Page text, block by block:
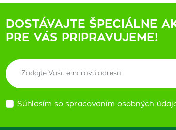
DOSTÁVAJTE ŠPECIÁLNE
PRE VÁS PRIPRAVUJEME!
Súhlasím so spracovaním osobných